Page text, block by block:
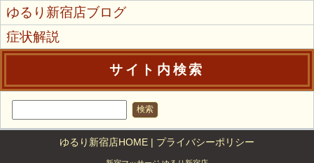
ゆるり新宿店ブログ
症状解説
サイト内検索
ゆるり新宿店HOME | プライバシーポリシー